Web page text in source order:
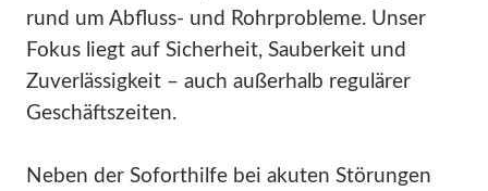
rund um Abfluss- und Rohrprobleme. Unser
Fokus liegt auf Sicherheit, Sauberkeit und
Zuverlässigkeit – auch außerhalb regulärer
Geschäftszeiten.
Neben der Soforthilfe bei akuten Störungen